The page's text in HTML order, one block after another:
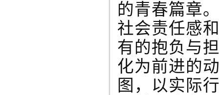
的青春篇章
社会责任感
有的抱负与
化为前进的
图，以实际